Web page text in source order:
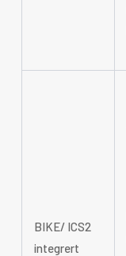
BIKE/ ICS2
integrert